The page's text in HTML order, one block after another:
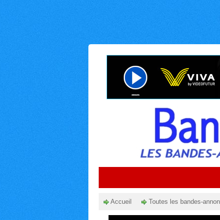
Accueil Toutes les bandes-